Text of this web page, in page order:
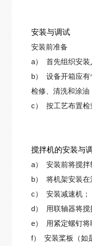
安装与调试
安装前准备
a） 首先组织安装
b） 设备开箱应有
检修、清洗和涂油
c） 按工艺布置检
搅拌机的安装与
a） 安装前将搅拌
b） 将机架安装在
c） 安装减速机；
d） 用联轴器将搅
e） 用紧定螺钉将
f） 安装桨板（如